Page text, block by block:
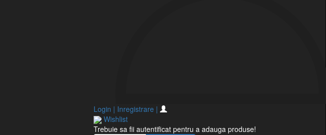
Login | Inregistrare |
Wishlist
Trebuie sa fii autentificat pentru a adauga produse!